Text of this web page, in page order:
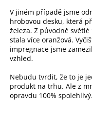
V jiném případě jsme
hrobovou desku, která
železa. Z původně světlé
stala více oranžová.
impregnace jsme
vzhled.
Nebudu tvrdit, že to je
produkt na trhu. Ale z
opravdu 100% spolehlivý.